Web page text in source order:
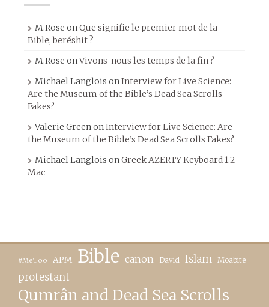
M.Rose on Que signifie le premier mot de la
Bible, beréshit ?
M.Rose onVivons-nous les temps de la fin ?
Michael Langlois on Interview for Live Science:
Are the Museum of the Bible’s Dead Sea Scrolls
Fakes?
Valerie Green on Interview for Live Science: Are
the Museum of the Bible’s Dead Sea Scrolls Fakes?
Michael Langlois on Greek AZERTY Keyboard 1.2
Mac
#MeToo APM Bible canon David Islam Moabite
protestant
Qumrân and Dead Sea Scrolls